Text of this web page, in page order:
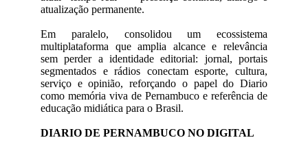
atualização permanente.
Em paralelo, consolidou um ecossistema
multiplataforma que amplia alcance e relevância
sem perder a identidade editorial: jornal, portais
segmentados e rádios conectam esporte, cultura,
serviço e opinião, reforçando o papel do Diario
como memória viva de Pernambuco e referência de
educação midiática para o Brasil.
DIARIO DE PERNAMBUCO NO DIGITAL